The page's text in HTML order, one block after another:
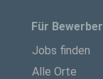
Für Bewerber
Jobs finden
Alle Orte